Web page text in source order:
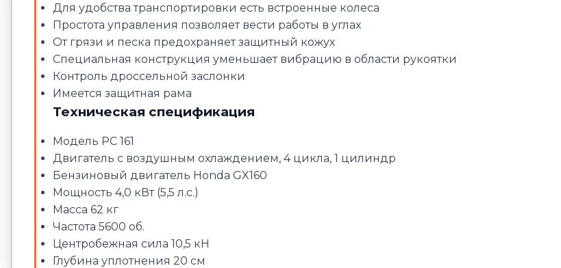
Для удобства транспортировки есть встроенные колеса
Простота управления позволяет вести работы в углах
От грязи и песка предохраняет защитный кожух
Специальная конструкция уменьшает вибрацию в области рукоятки
Контроль дроссельной заслонки
Имеется защитная рама
Техническая спецификация
Модель PC 161
Двигатель с воздушным охлаждением, 4 цикла, 1 цилиндр
Бензиновый двигатель Honda GX160
Мощность 4,0 кВт (5,5 л.с.)
Масса 62 кг
Частота 5600 об.
Центробежная сила 10,5 кН
Глубина уплотнения 20 см